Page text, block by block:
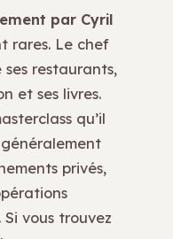
par Cyril
rares. Le chef
restaurants,
et ses livres.
qu’il
privés,
vous trouvez